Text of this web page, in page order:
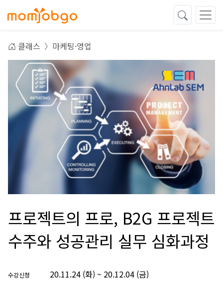
클래스 마케팅·영업
프로젝트의 프로, B2G 프로젝트
수주와 성공관리 실무 심화과정
수강신청 20.11.24 (화) ~ 20.12.04 (금)